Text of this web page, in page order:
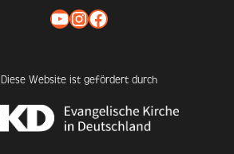
YouTube InstagramFacebook
Diese Website ist gefördert durch